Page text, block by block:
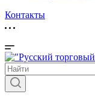
Контакты